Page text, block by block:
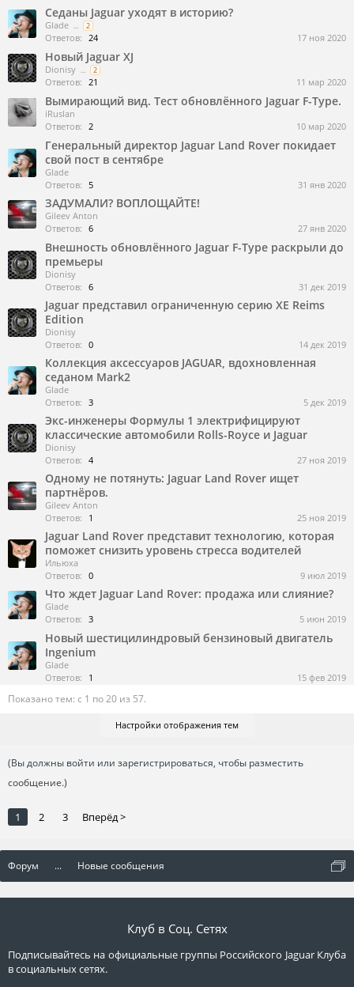
Седаны Jaguar уходят в историю?
Glade ... 2
Ответов: 24 17 ноя 2020
Новый Jaguar XJ
Dionisy ... 2
Ответов: 21 11 мар 2020
Вымирающий вид. Тест обновлённого Jaguar F-Type.
iRuslan
Ответов: 2 10 мар 2020
Генеральный директор Jaguar Land Rover покидает
свой пост в сентябре
Glade
Ответов: 5 31 янв 2020
ЗАДУМАЛИ? ВОПЛОЩАЙТЕ!
Gileev Anton
Ответов: 6 27 янв 2020
Внешность обновлённого Jaguar F-Type раскрыли до
премьеры
Dionisy
Ответов: 6 31 дек 2019
Jaguar представил ограниченную серию XE Reims
Edition
Dionisy
Ответов: 0 14 дек 2019
Коллекция аксессуаров JAGUAR, вдохновленная
седаном Mark2
Glade
Ответов: 3 5 дек 2019
Экс-инженеры Формулы 1 электрифицируют
классические автомобили Rolls-Royce и Jaguar
Dionisy
Ответов: 4 27 ноя 2019
Одному не потянуть: Jaguar Land Rover ищет
партнёров.
Gileev Anton
Ответов:
1 25 ноя 2019
Jaguar Land Rover представит технологию, которая
поможет снизить уровень стресса водителей
Ильюха
Ответов: 0 9 июл 2019
Что ждет Jaguar Land Rover: продажа или слияние?
Glade
Ответов: 3 5 июн 2019
Новый шестицилиндровый бензиновый двигатель
Ingenium
Glade
Ответов:
1 15 фев 2019
Показано тем: с 1 по 20 из 57.
Настройки отображения тем
(Вы должны войти или зарегистрироваться, чтобы разместить
сообщение.)
1 2 3 Вперёд >
Форум ... Новые сообщения
Клуб в Соц. Сетях
Подписывайтесь на официальные группы Российского Jaguar Клуба
в социальных сетях.